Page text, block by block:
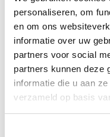
personaliseren, om
en om ons
informatie over uw
partners voor social
partners kunnen deze
informatie die u aan
verzameld op basis
BODENKONTAKT
FUSSRING ?